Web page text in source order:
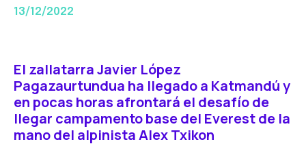
13/12/2022
El zallatarra Javier López
Pagazaurtundua ha llegado a Katmandú y
en pocas horas afrontará el desafío de
llegar campamento base del Everest de la
mano del alpinista AlexTxikon